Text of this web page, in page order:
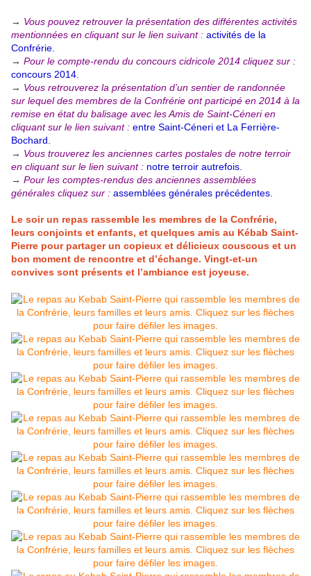
→ Vous pouvez retrouver la présentation des différentes activités
mentionnées en cliquant sur le lien suivant : activités de la
Confrérie.
→ Pour le compte-rendu du concours cidricole 2014 cliquez sur :
concours 2014.
→ Vous retrouverez la présentation d’un sentier de randonnée
sur lequel des membres de la Confrérie ont participé en 2014 à la
remise en état du balisage avec les Amis de Saint-Céneri en
cliquant sur le lien suivant : entre Saint-Céneri et La Ferrière-
Bochard.
→ Vous trouverez les anciennes cartes postales de notre terroir
en cliquant sur le lien suivant : notre terroir autrefois.
→ Pour les comptes-rendus des anciennes assemblées
générales cliquez sur : assemblées générales précédentes.
Le soir un repas rassemble les membres de la Confrérie,
leurs conjoints et enfants, et quelques amis au Kébab Saint-
Pierre pour partager un copieux et délicieux couscous et un
bon moment de rencontre et d’échange. Vingt-et-un
convives sont présents et l’ambiance est joyeuse.